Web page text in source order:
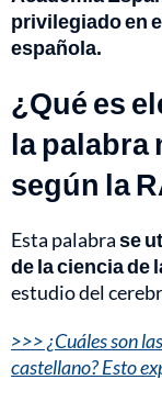
privilegiado en
española.
¿Qué es
la palabra
según la
Esta palabrase
de la ciencia de
estudio del
>>> ¿Cuáles son
castellano? Esto